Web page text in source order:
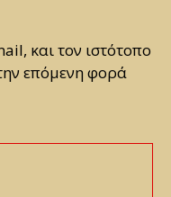
και τον ιστότοπο
επόμενη φορά